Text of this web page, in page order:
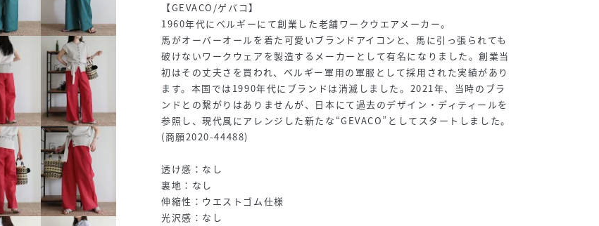
【GEVACO/ゲバコ】
1960年代にベルギーにて創業した老舗ワークウエアメーカー。
馬がオーバーオールを着た可愛いブランドアイコンと、馬に引っ張られても
破けないワークウェアを製造するメーカーとして有名になりました。創業当
初はその丈夫さを買われ、ベルギー軍用の軍服として採用された実績があり
ます。本国では1990年代にブランドは消滅しました。2021年、当時のブラ
ンドとの繋がりはありませんが、日本にて過去のデザイン・ディティールを
参照し、現代風にアレンジした新たな“GEVACO”としてスタートしました。
(商願2020-44488)
透け感：なし
裏地：なし
伸縮性：ウエストゴム仕様
光沢感：なし